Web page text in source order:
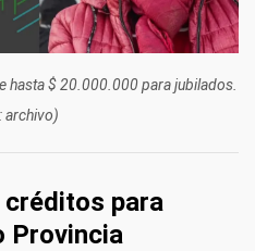
hasta $ 20.000.000 para jubilados.
archivo)
para
Provincia